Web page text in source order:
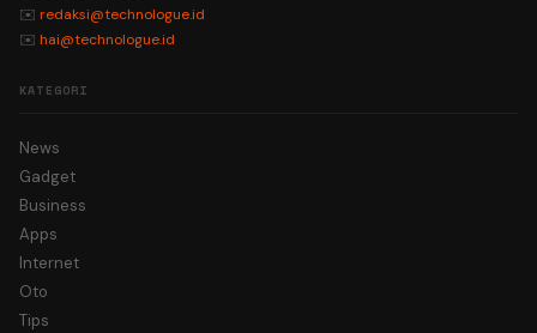
✉️ redaksi@technologue.id
✉️ hai@technologue.id
KATEGORI
News
Gadget
Business
Apps
Internet
Oto
Tips